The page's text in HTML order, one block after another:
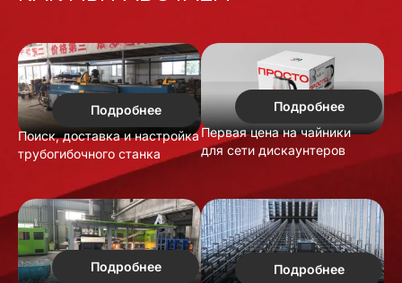
Подробнее
Поиск, доставка и настройка
трубогибочного станка
Подробнее
Первая цена на чайники
для сети дискаунтеров
Подробнее
Подробнее